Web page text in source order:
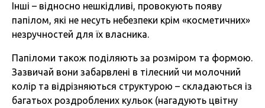
Інші – відносно нешкідливі, провокують появу
папілом, які не несуть небезпеки крім «косметичних»
незручностей для їх власника.
Папіломи також поділяють за розміром та формою.
Зазвичай вони забарвлені в тілесний чи молочний
колір та відрізняються структурою – складаються із
багатьох роздроблених кульок (нагадують цвітну